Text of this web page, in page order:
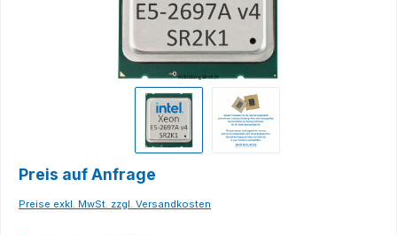
Preis auf Anfrage
Preise exkl. MwSt. zzgl. Versandkosten